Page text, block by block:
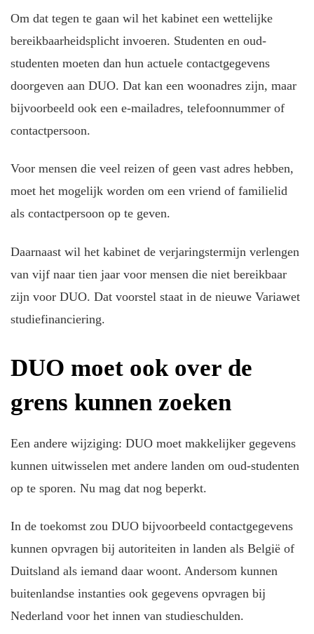
Om dat tegen te gaan wil het kabinet een wettelijke
bereikbaarheidsplicht invoeren. Studenten en oud-
studenten moeten dan hun actuele contactgegevens
doorgeven aan DUO. Dat kan een woonadres zijn, maar
bijvoorbeeld ook een e-mailadres, telefoonnummer of
contactpersoon.
Voor mensen die veel reizen of geen vast adres hebben,
moet het mogelijk worden om een vriend of familielid
als contactpersoon op te geven.
Daarnaast wil het kabinet de verjaringstermijn verlengen
van vijf naar tien jaar voor mensen die niet bereikbaar
zijn voor DUO. Dat voorstel staat in de nieuwe Variawet
studiefinanciering.
DUO moet ook over de
grens kunnen zoeken
Een andere wijziging: DUO moet makkelijker gegevens
kunnen uitwisselen met andere landen om oud-studenten
op te sporen. Nu mag dat nog beperkt.
In de toekomst zou DUO bijvoorbeeld contactgegevens
kunnen opvragen bij autoriteiten in landen als België of
Duitsland als iemand daar woont. Andersom kunnen
buitenlandse instanties ook gegevens opvragen bij
Nederland voor het innen van studieschulden.